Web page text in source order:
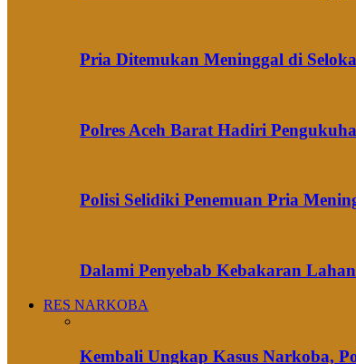
Pria Ditemukan Meninggal di
Polres Aceh Barat Hadiri
Polisi Selidiki Penemuan Pria
Dalami Penyebab Kebakaran
RES NARKOBA
Kembali Ungkap Kasus Narkoba,